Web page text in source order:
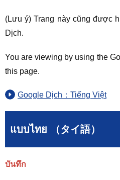
(Lưu ý) Trang này cũng được
Dịch.
You are viewing by using the
this page.
Google Dịch：Tiếng Việt
แบบไทย （タイ語）
บันทึก